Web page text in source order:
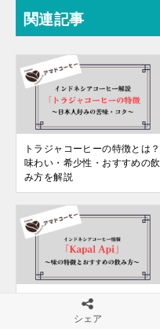
関連記事
トラジャコーヒーの特徴とは？
味わい・希少性・おすすめの飲
み方を解説
【Kapal Api】飲み方と味を実
飲レビュー！業務スーパーで話
シェア